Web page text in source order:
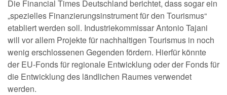
Die Financial Times Deutschland berichtet, dass sogar ein
„spezielles Finanzierungsinstrument für den Tourismus“
etabliert werden soll. Industriekommissar Antonio Tajani
will vor allem Projekte für nachhaltigen Tourismus in noch
wenig erschlossenen Gegenden fördern. Hierfür könnte
der EU-Fonds für regionale Entwicklung oder der Fonds für
die Entwicklung des ländlichen Raumes verwendet
werden.